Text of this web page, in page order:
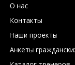
О нас
Контакты
Наши проекты
Анкеты